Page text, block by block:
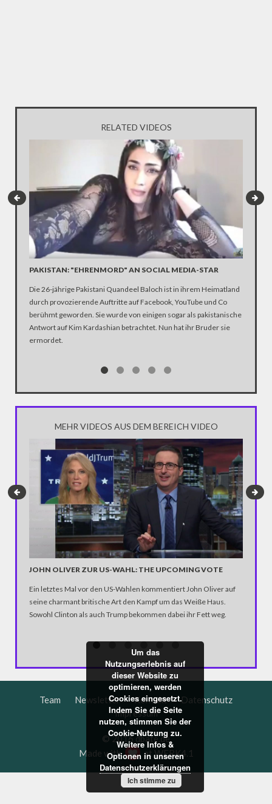
RELATED VIDEOS
PAKISTAN: "EHRENMORD" AN SOCIAL MEDIA-STAR
Die 26-jährige Pakistani Quandeel Baloch ist in ihrem Heimatland
durch provozierende Auftritte auf Facebook, YouTube und Co
berühmt geworden. Sie wurde von einigen sogar als pakistanische
Antwort auf Kim Kardashian betrachtet. Nun hat ihr Bruder sie
ermordet.
MEHR VIDEOS AUS DEM BEREICH VIDEO
JOHN OLIVER ZUR US-WAHL: THE UPCOMING VOTE
Ein letztes Mal vor den US-Wahlen kommentiert John Oliver auf
seine charmant britische Art den Kampf um das Weiße Haus.
Sowohl Clinton als auch Trump bekommen dabei ihr Fett weg.
Team Newsletter Kontakt
Datenschutz
Impressum
© 2016 dbate.de
Made with
atWERK4.1
Um das
Nutzungserlebnis auf
dieser Website zu
optimieren, werden
Cookies eingesetzt.
Indem Sie die Seite
nutzen, stimmen Sie der
Cookie-Nutzung zu.
Weitere Infos &
Optionen in unseren
Datenschutzerklärungen
Ich stimme zu